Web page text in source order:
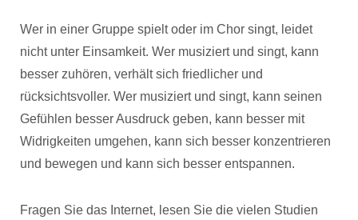
Wer in einer Gruppe spielt oder im Chor singt, leidet
nicht unter Einsamkeit. Wer musiziert und singt, kann
besser zuhören, verhält sich friedlicher und
rücksichtsvoller. Wer musiziert und singt, kann seinen
Gefühlen besser Ausdruck geben, kann besser mit
Widrigkeiten umgehen, kann sich besser konzentrieren
und bewegen und kann sich besser entspannen.
Fragen Sie das Internet, lesen Sie die vielen Studien